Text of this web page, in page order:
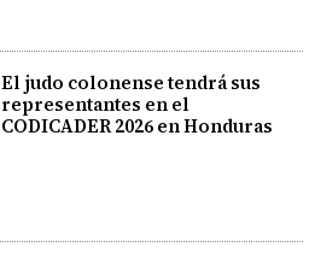
El judo colonense tendrá sus
representantes en el
CODICADER 2026 en Honduras